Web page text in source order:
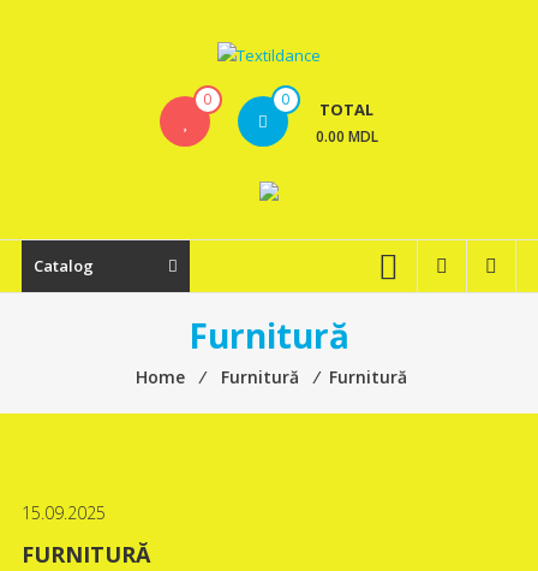
Textildance.md
0 0 TOTAL
0.00 MDL
Catalog
Furnitură
Home ⁄ Furnitură ⁄ Furnitură
15.09.2025
FURNITURĂ